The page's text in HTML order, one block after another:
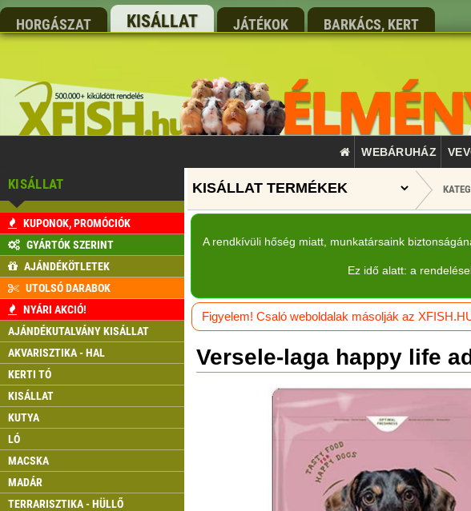
HORGÁSZAT KISÁLLAT JÁTÉKOK BARKÁCS, KERT
WEBÁRUHÁZ
KISÁLLAT
KUPONOK, PROMÓCIÓK
GYÁRTÓK SZERINT
AJÁNDÉKÖTLETEK
UTOLSÓ DARABOK
NYÁRI AKCIÓ!
AJÁNDÉKUTALVÁNY KISÁLLAT
AKVARISZTIKA - HAL
KERTI TÓ
KISÁLLAT
KUTYA
LÓ
MACSKA
MADÁR
TERRARISZTIKA - HÜLLŐ
A rendkívüli hőség miatt, munkatársaink
Ez idő alatt: a
Figyelem! Csaló weboldalak másolják az
Versele-laga happy life